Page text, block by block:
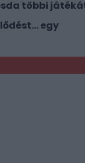
többi
egy